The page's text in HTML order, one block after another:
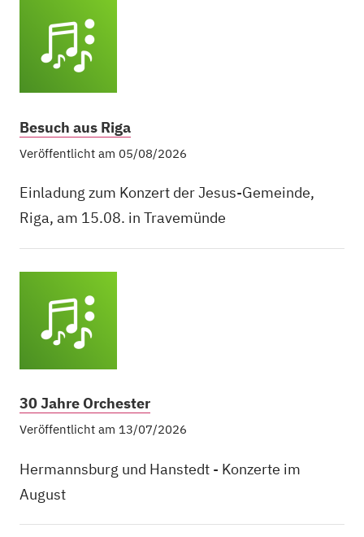
Besuch aus Riga
Veröffentlicht am 05/08/2026
Einladung zum Konzert der Jesus-Gemeinde,
Riga, am 15.08. in Travemünde
30 Jahre Orchester
Veröffentlicht am 13/07/2026
Hermannsburg und Hanstedt - Konzerte im
August